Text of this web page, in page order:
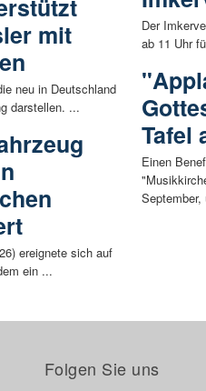
mit
neu in Deutschland
darstellen. ...
ereignete sich auf
ein ...
Der
ab 11 Uhr
Tafel
Einen
Folgen Sie uns